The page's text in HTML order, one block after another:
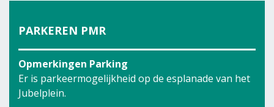
PARKEREN PMR
Opmerkingen Parking
Er is parkeermogelijkheid op de esplanade van het
Jubelplein.